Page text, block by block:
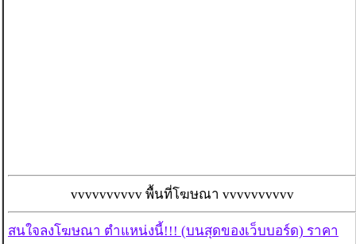
vvvvvvvvvv พื้นที่โฆษณา vvvvvvvvvv
สนใจลงโฆษณา ตำแหน่งนี้!!! (บนสุดของเว็บบอร์ด) ราคา